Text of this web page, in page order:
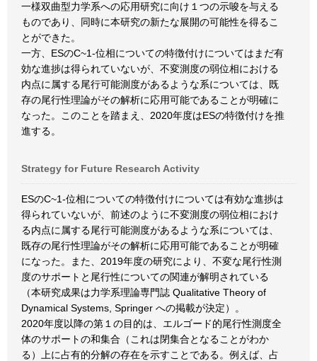
一様双曲型力学系への応用研究に向け１つの示唆を与える
ものであり、同時に本研究の新たな展開の可能性を得るこ
とができた。
一方、ESのC~1-位相についての特徴付けについてはまだ有
効な進捗は得られていないが、不変測度の弱位相における
内点に属する尾行可能測度があるような系については、既
存の尾行性理論がその解析に応用可能であることが明確に
なった。このことを踏まえ、2020年度はESの特徴付けを推
進する。
Strategy for Future Research Activity
ESのC~1-位相についての特徴付けについては有効な進捗は
得られていないが、前述のように不変測度の弱位相におけ
る内点に属する尾行可能測度があるような系については、
既存の尾行性理論がその解析に応用可能であることが明確
になった。また、2019年度の研究により、不変な尾行性測
度のサポートと尾行性についての関連が解明されている
（本研究成果は力学系理論専門誌 Qualitative Theory of
Dynamical Systems, Springer への掲載が決定）。
2020年度以降の第１の目的は、エルゴード的尾行性測度全
体のサポートの和集合（これは閉集合となることがわか
る）上に占有的分解の存在を示すことである。例えば、占